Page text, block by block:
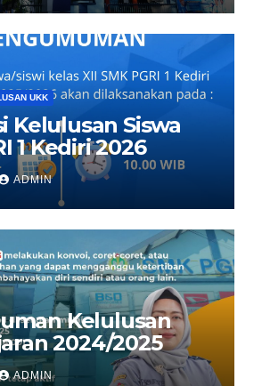
UKK
Kelulusan Siswa
1 Kediri 2026
ADMIN
Kelulusan
2024/2025
ADMIN